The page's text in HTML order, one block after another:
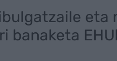
banaketa